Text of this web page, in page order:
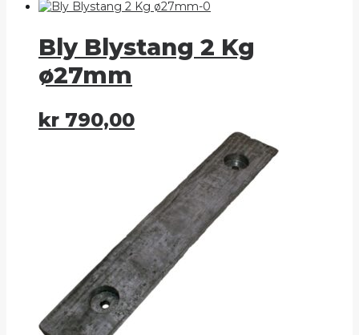
Bly Blystang 2 Kg
ø27mm
kr 790,00